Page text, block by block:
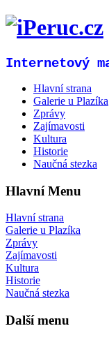
Internetový
Hlavní strana
Galerie u Plazíka
Zprávy
Zajímavosti
Kultura
Historie
Naučná stezka
Hlavní Menu
Hlavní strana
Galerie u Plazíka
Zprávy
Zajímavosti
Kultura
Historie
Naučná stezka
Další menu